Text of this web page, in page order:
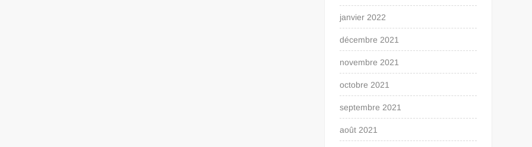
janvier 2022
décembre 2021
novembre 2021
octobre 2021
septembre 2021
août 2021